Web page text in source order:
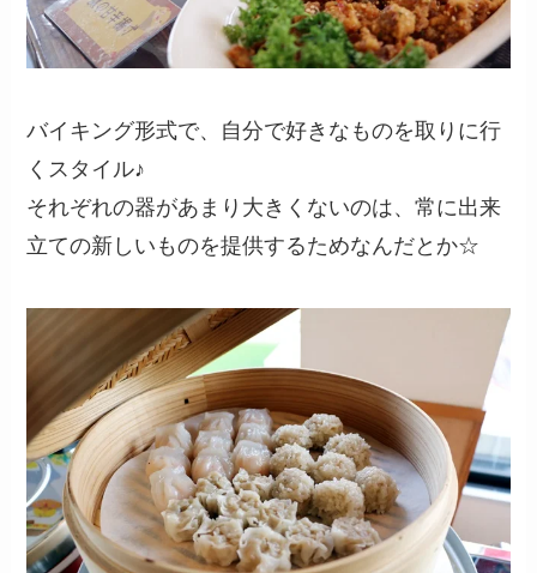
バイキング形式で、自分で好きなものを取りに行
くスタイル♪
それぞれの器があまり大きくないのは、常に出来
立ての新しいものを提供するためなんだとか☆